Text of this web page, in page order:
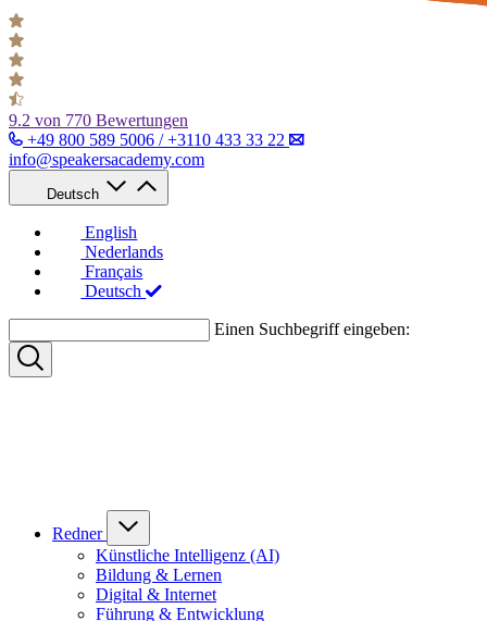
9.2 von 770 Bewertungen
+49 800 589 5006 / +3110 433 33 22
info@speakersacademy.com
Deutsch
English
Nederlands
Français
Deutsch
Einen Suchbegriff eingeben:
Redner
Künstliche Intelligenz (AI)
Bildung & Lernen
Digital & Internet
Führung & Entwicklung